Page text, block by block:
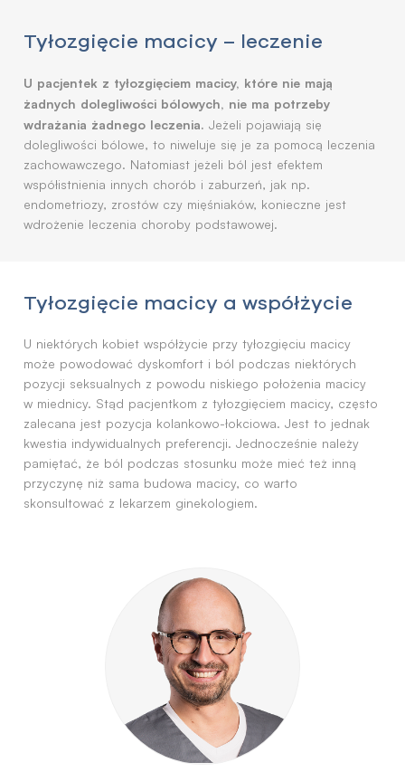
Tyłozgięcie macicy – leczenie
U pacjentek z tyłozgięciem macicy, które nie mają
żadnych dolegliwości bólowych, nie ma potrzeby
wdrażania żadnego leczenia. Jeżeli pojawiają się
dolegliwości bólowe, to niweluje się je za pomocą leczenia
zachowawczego. Natomiast jeżeli ból jest efektem
współistnienia innych chorób i zaburzeń, jak np.
endometriozy, zrostów czy mięśniaków, konieczne jest
wdrożenie leczenia choroby podstawowej.
Tyłozgięcie macicy a współżycie
U niektórych kobiet współżycie przy tyłozgięciu macicy
może powodować dyskomfort i ból podczas niektórych
pozycji seksualnych z powodu niskiego położenia macicy
w miednicy. Stąd pacjentkom z tyłozgięciem macicy, często
zalecana jest pozycja kolankowo-łokciowa. Jest to jednak
kwestia indywidualnych preferencji. Jednocześnie należy
pamiętać, że ból podczas stosunku może mieć też inną
przyczynę niż sama budowa macicy, co warto
skonsultować z lekarzem ginekologiem.